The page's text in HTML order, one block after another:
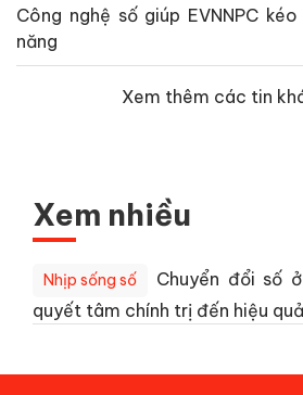
Công nghệ số giúp EVNNPC
năng
Xem thêm các tin
Xem nhiều
Nhịp sống số
Chuyển đổi số
quyết tâm chính trị đến hiệu